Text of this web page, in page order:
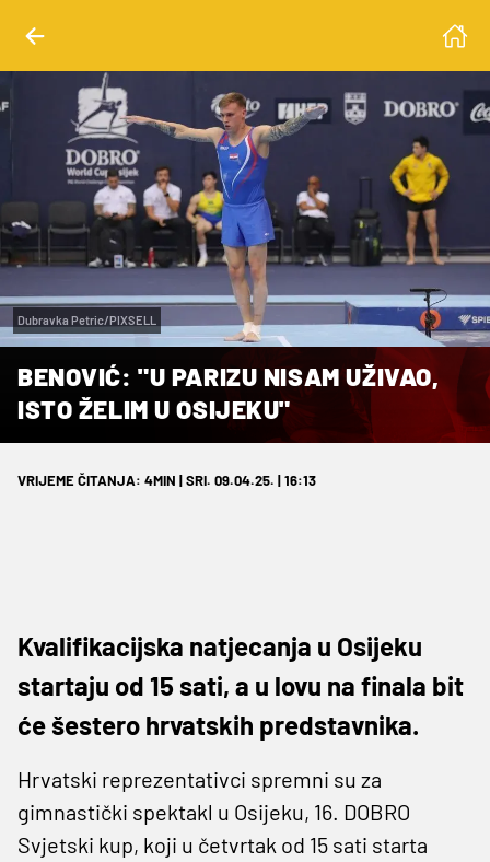
Dubravka Petric/PIXSELL
BENOVIĆ: "U PARIZU NISAM UŽIVAO,
ISTO ŽELIM U OSIJEKU"
VRIJEME ČITANJA: 4MIN | SRI. 09.04.25. | 16:13
Kvalifikacijska natjecanja u Osijeku
startaju od 15 sati, a u lovu na finala bit
će šestero hrvatskih predstavnika.
Hrvatski reprezentativci spremni su za
gimnastički spektakl u Osijeku, 16. DOBRO
Svjetski kup, koji u četvrtak od 15 sati starta